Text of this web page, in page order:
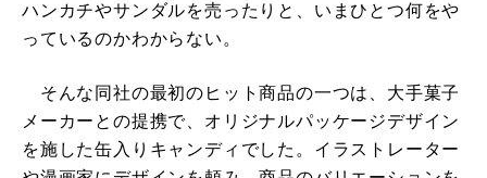
ハンカチやサンダルを売ったりと、いまひとつ何をや
っているのかわからない。
そんな同社の最初のヒット商品の一つは、大手菓子
メーカーとの提携で、オリジナルパッケージデザイン
を施した缶入りキャンディでした。イラストレーター